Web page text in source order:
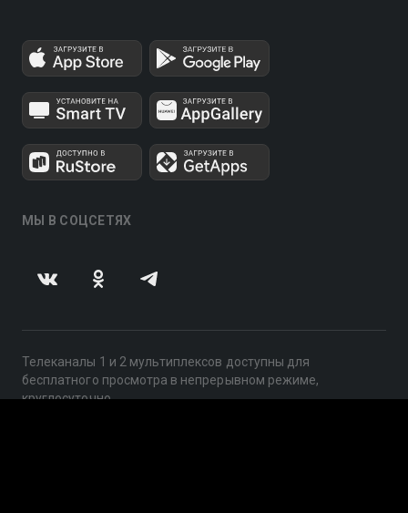
МЫ В СОЦСЕТЯХ
Телеканалы 1 и 2 мультиплексов доступны для
бесплатного просмотра в непрерывном режиме,
круглосуточно.